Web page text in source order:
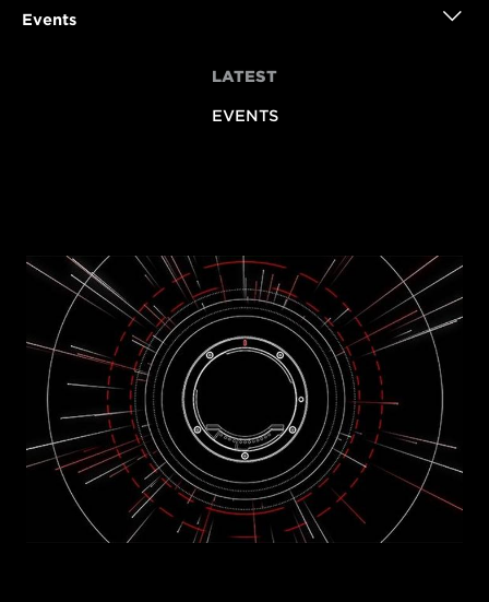
Events
LATEST
EVENTS